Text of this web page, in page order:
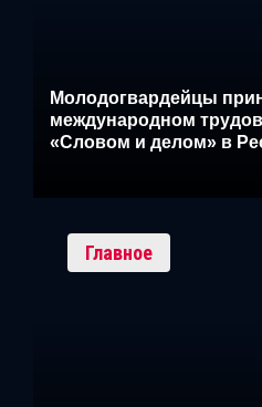
Молодогвардейцы
международном
«Словом и делом» в
Главное